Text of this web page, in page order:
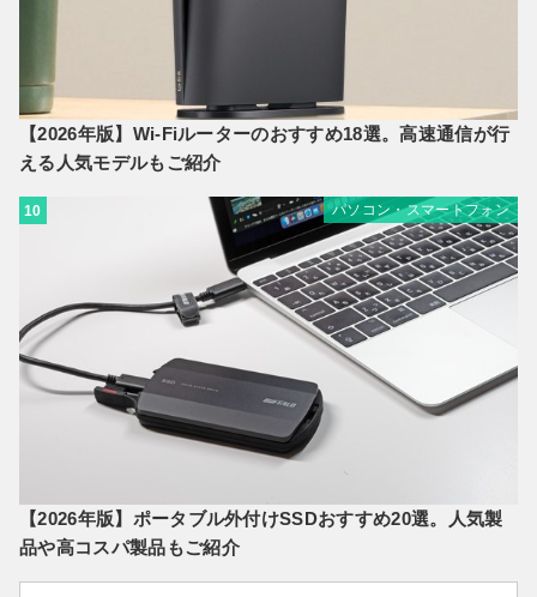
【2026年版】Wi-Fiルーターのおすすめ18選。高速通信が行
える人気モデルもご紹介
10 パソコン・スマートフォン
【2026年版】ポータブル外付けSSDおすすめ20選。人気製
品や高コスパ製品もご紹介